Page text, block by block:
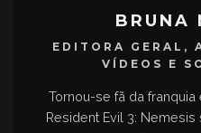
BRUNA
EDITORA GERAL,
VÍDEOS E
Tornou-se fã da
Resident Evil 3: